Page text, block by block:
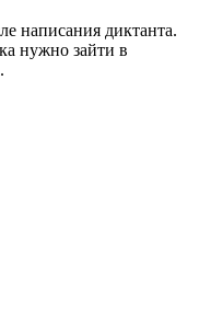
написания диктанта.
нужно зайти в